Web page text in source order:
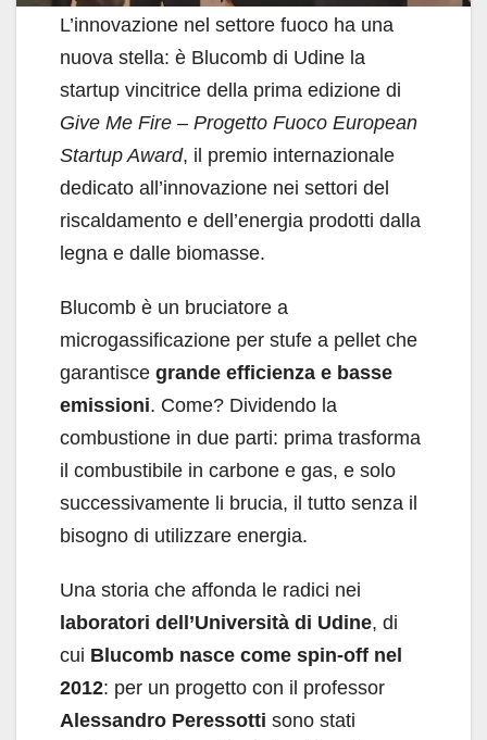
L’innovazione nel settore fuoco ha una
nuova stella: è Blucomb di Udine la
startup vincitrice della prima edizione di
Give Me Fire – Progetto Fuoco European
Startup Award, il premio internazionale
dedicato all’innovazione nei settori del
riscaldamento e dell’energia prodotti dalla
legna e dalle biomasse.
Blucomb è un bruciatore a
microgassificazione per stufe a pellet che
garantisce grande efficienza e basse
emissioni. Come? Dividendo la
combustione in due parti: prima trasforma
il combustibile in carbone e gas, e solo
successivamente li brucia, il tutto senza il
bisogno di utilizzare energia.
Una storia che affonda le radici nei
laboratori dell’Università di Udine, di
cui Blucomb nasce come spin-off nel
2012: per un progetto con il professor
Alessandro Peressotti sono stati